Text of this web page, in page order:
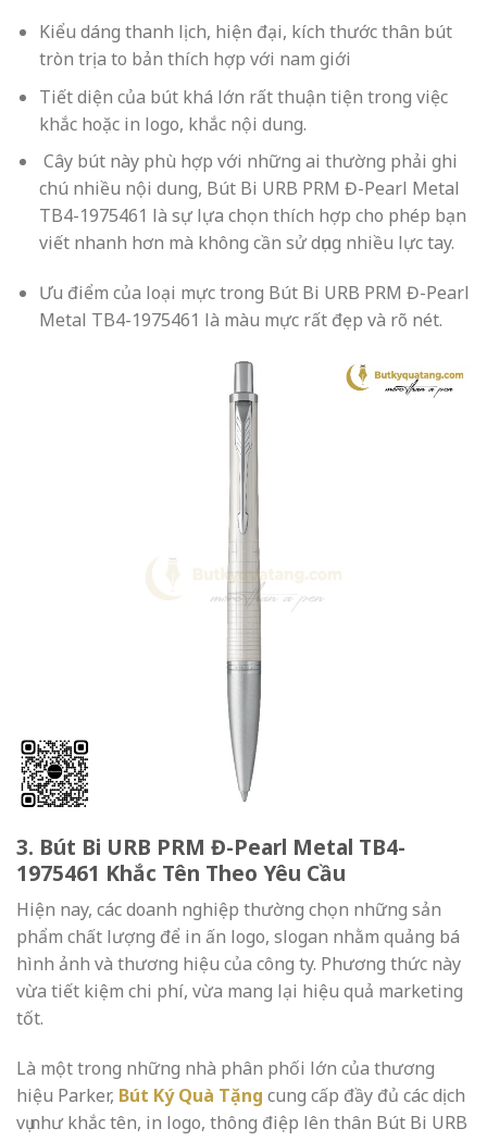
Kiểu dáng thanh lịch, hiện đại, kích thước thân bút
tròn trịa to bản thích hợp với nam giới
Tiết diện của bút khá lớn rất thuận tiện trong việc
khắc hoặc in logo, khắc nội dung.
Cây bút này phù hợp với những ai thường phải ghi
chú nhiều nội dung, Bút Bi URB PRM Đ-Pearl Metal
TB4-1975461 là sự lựa chọn thích hợp cho phép bạn
viết nhanh hơn mà không cần sử dụng nhiều lực tay.
Ưu điểm của loại mực trong Bút Bi URB PRM Đ-Pearl
Metal TB4-1975461 là màu mực rất đẹp và rõ nét.
3. Bút Bi URB PRM Đ-Pearl Metal TB4-
1975461 Khắc Tên Theo Yêu Cầu
Hiện nay, các doanh nghiệp thường chọn những sản
phẩm chất lượng để in ấn logo, slogan nhằm quảng bá
hình ảnh và thương hiệu của công ty. Phương thức này
vừa tiết kiệm chi phí, vừa mang lại hiệu quả marketing
tốt.
Là một trong những nhà phân phối lớn của thương
hiệu Parker, Bút Ký Quà Tặng cung cấp đầy đủ các dịch
vụ như khắc tên, in logo, thông điệp lên thân Bút Bi URB